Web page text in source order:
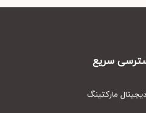
سریع
مارکتینگ